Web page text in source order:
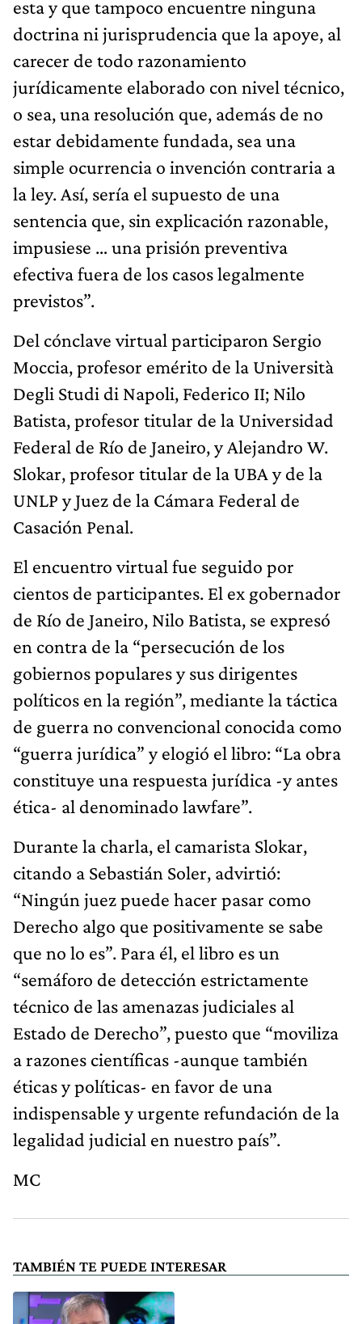
esta y que tampoco encuentre ninguna
doctrina ni jurisprudencia que la apoye, al
carecer de todo razonamiento
jurídicamente elaborado con nivel técnico,
o sea, una resolución que, además de no
estar debidamente fundada, sea una
simple ocurrencia o invención contraria a
la ley. Así, sería el supuesto de una
sentencia que, sin explicación razonable,
impusiese … una prisión preventiva
efectiva fuera de los casos legalmente
previstos”.
Del cónclave virtual participaron Sergio
Moccia, profesor emérito de la Università
Degli Studi di Napoli, Federico II; Nilo
Batista, profesor titular de la Universidad
Federal de Río de Janeiro, y Alejandro W.
Slokar, profesor titular de la UBA y de la
UNLP y Juez de la Cámara Federal de
Casación Penal.
El encuentro virtual fue seguido por
cientos de participantes. El ex gobernador
de Río de Janeiro, Nilo Batista, se expresó
en contra de la “persecución de los
gobiernos populares y sus dirigentes
políticos en la región”, mediante la táctica
de guerra no convencional conocida como
“guerra jurídica” y elogió el libro: “La obra
constituye una respuesta jurídica -y antes
ética- al denominado lawfare”.
Durante la charla, el camarista Slokar,
citando a Sebastián Soler, advirtió:
“Ningún juez puede hacer pasar como
Derecho algo que positivamente se sabe
que no lo es”. Para él, el libro es un
“semáforo de detección estrictamente
técnico de las amenazas judiciales al
Estado de Derecho”, puesto que “moviliza
a razones científicas -aunque también
éticas y políticas- en favor de una
indispensable y urgente refundación de la
legalidad judicial en nuestro país”.
MC
TAMBIÉN TE PUEDE INTERESAR